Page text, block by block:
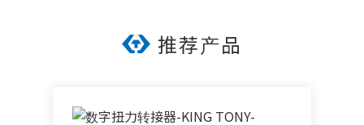
推荐产品